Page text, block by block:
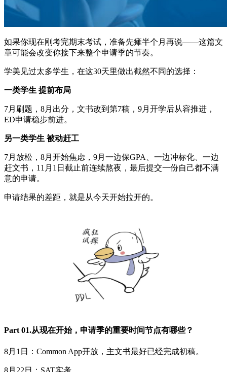
如果你现在刚考完期末考试，准备先瘫半个月再说——这篇文
章可能会改变你接下来整个申请季的节奏。
学美见过太多学生，在这30天里做出截然不同的选择：
一类学生 提前布局
7月刷题，8月出分，文书改到第7稿，9月开学后从容推进，
ED申请稳步前进。
另一类学生 被动赶工
7月放松，8月开始焦虑，9月一边保GPA、一边冲标化、一边
赶文书，11月1日截止前连续熬夜，最后提交一份自己都不满
意的申请。
申请结果的差距，就是从今天开始拉开的。
Part 01.从现在开始，申请季的重要时间节点有哪些？
8月1日：Common App开放，主文书最好已经完成初稿。